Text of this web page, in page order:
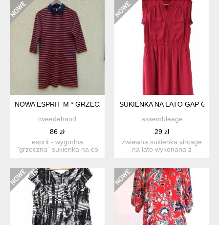
NOWA ESPRIT M * GRZECZNA Z KOŁNIERZYKIEM *
tweedehand
86 zł
esprit - wygodna
"grzeczna" sukienka na co
SUKIENKA NA LATO GAP
assembleage
29 zł
zwiewna sukienka vintage
na lato wykonana z